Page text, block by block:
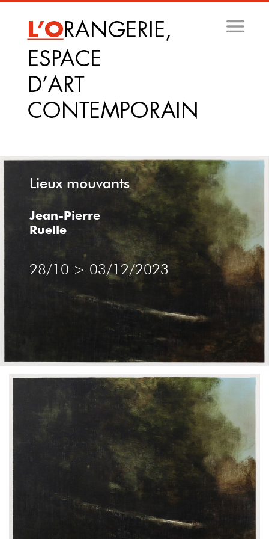
principal
Lieux mouvants
Jean-Pierre
Ruelle
28/10 > 03/12/2023